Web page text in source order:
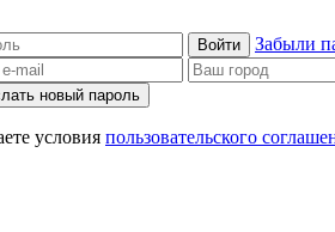
Войти Забыли
новый пароль
условия пользовательского